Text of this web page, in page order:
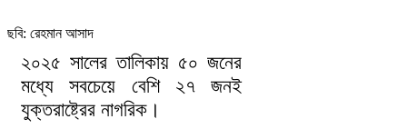
ছবি: রেহমান আসাদ
২০২৫ সালের তালিকায় ৫০ জনের
মধ্যে সবচেয়ে বেশি ২৭ জনই
যুক্তরাষ্ট্রের নাগরিক।